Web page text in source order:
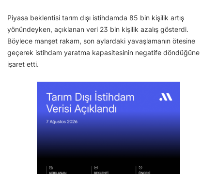
Piyasa beklentisi tarım dışı istihdamda 85 bin kişilik artış
yönündeyken, açıklanan veri 23 bin kişilik azalış gösterdi.
Böylece manşet rakam, son aylardaki yavaşlamanın ötesine
geçerek istihdam yaratma kapasitesinin negatife döndüğüne
işaret etti.